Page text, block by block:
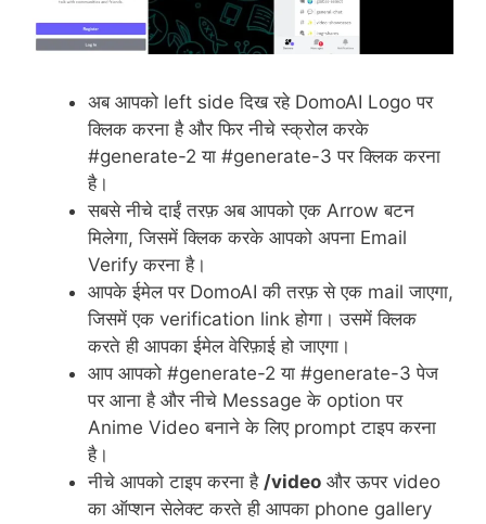
अब आपको left side दिख रहे DomoAI Logo पर
क्लिक करना है और फिर नीचे स्क्रोल करके
#generate-2 या #generate-3 पर क्लिक करना
है।
सबसे नीचे दाईं तरफ़ अब आपको एक Arrow बटन
मिलेगा, जिसमें क्लिक करके आपको अपना Email
Verify करना है।
आपके ईमेल पर DomoAI की तरफ़ से एक mail जाएगा,
जिसमें एक verification link होगा। उसमें क्लिक
करते ही आपका ईमेल वेरिफ़ाई हो जाएगा।
आप आपको #generate-2 या #generate-3 पेज
पर आना है और नीचे Message के option पर
Anime Video बनाने के लिए prompt टाइप करना
है।
नीचे आपको टाइप करना है /video और ऊपर video
का ऑप्शन सेलेक्ट करते ही आपका phone gallery